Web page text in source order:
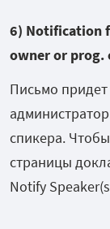
6) Notification
owner or prog.
Письмо придет
спикера.
страницы
Notify